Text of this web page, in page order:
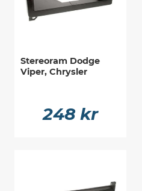
Stereoram Dodge
Viper, Chrysler
248 kr